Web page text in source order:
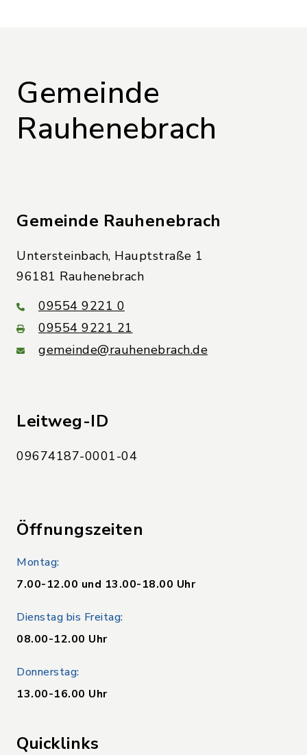
Gemeinde
Rauhenebrach
Gemeinde Rauhenebrach
Untersteinbach, Hauptstraße 1
96181 Rauhenebrach
09554 9221 0
09554 9221 21
gemeinde@rauhenebrach.de
Leitweg-ID
09674187-0001-04
Öffnungszeiten
Montag:
7.00-12.00 und 13.00-18.00 Uhr
Dienstag bis Freitag:
08.00-12.00 Uhr
Donnerstag:
13.00-16.00 Uhr
Quicklinks